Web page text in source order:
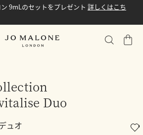
9mLのセットをプレゼント 詳しくはこち
シ
Duo
ュオ